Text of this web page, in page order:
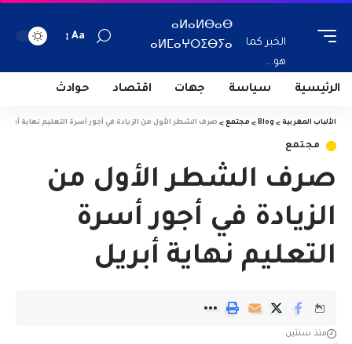
الخبر كما
هو...
ⴰⵍⴰⵍⴱⴰⴱ
ⴰⵍⵎⴰⵖⵔⵉⴱⵢⴰ
Aa
الرئيسية سياسة جهات اقتصاد حوادث
الألباب المغربية >
Blog
> مجتمع > صرف الشطر الأول من الزيادة في أجور أسرة التعليم نهاية أبريل
مجتمع
صرف الشطر الأول من
الزيادة في أجور أسرة
التعليم نهاية أبريل
منذ سنتين